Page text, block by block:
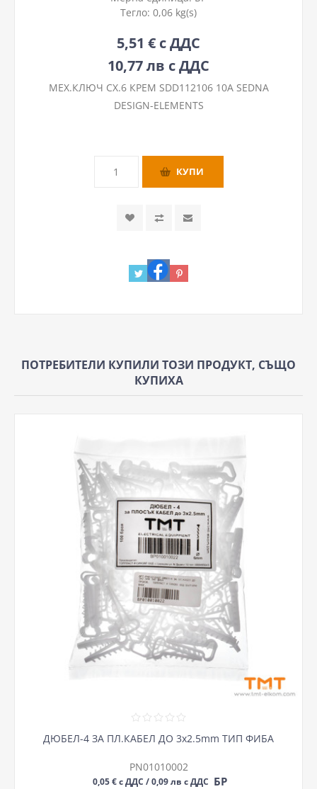
Тегло: 0,06 kg(s)
5,51 € с ДДС
10,77 лв с ДДС
МЕХ.КЛЮЧ СХ.6 КРЕМ SDD112106 10A SEDNA
DESIGN-ELEMENTS
ПОТРЕБИТЕЛИ КУПИЛИ ТОЗИ ПРОДУКТ, СЪЩО
КУПИХА
ДЮБЕЛ-4 ЗА ПЛ.КАБЕЛ ДО 3х2.5mm ТИП ФИБА
PN01010002
0,05 € с ДДС / 0,09 лв с ДДС БР